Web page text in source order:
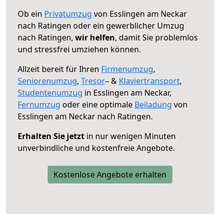
Ob ein Privatumzug von Esslingen am Neckar
nach Ratingen oder ein gewerblicher Umzug
nach Ratingen, wir helfen, damit Sie problemlos
und stressfrei umziehen können.
Allzeit bereit für Ihren Firmenumzug,
Seniorenumzug, Tresor– & Klaviertransport,
Studentenumzug in Esslingen am Neckar,
Fernumzug oder eine optimale Beiladung von
Esslingen am Neckar nach Ratingen.
Erhalten Sie jetzt in nur wenigen Minuten
unverbindliche und kostenfreie Angebote.
Kostenlose Angebote erhalten